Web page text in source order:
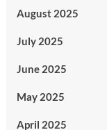
August 2025
July 2025
June 2025
May 2025
April 2025